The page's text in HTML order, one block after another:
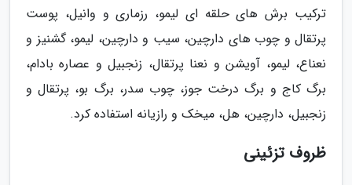
ترکیب برش های حلقه ای لیمو، رزماری و وانیل، پوست
پرتقال و چوب های دارچین، سیب و دارچین، لیمو، گشنیز و
نعناع، لیمو، آویشن و نعنا پرتقال، زنجبیل و عصاره بادام،
برگ کاج و برگ درخت جوز، چوب سدر، برگ بو، پرتقال و
زنجبیل، دارچین، هل، میخک و رازیانه استفاده کرد.
ظروف تزئینی